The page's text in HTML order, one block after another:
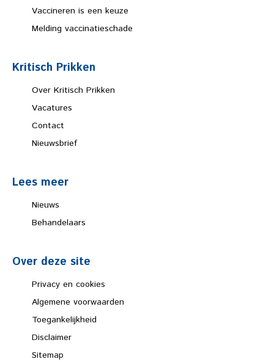
Vaccineren is een keuze
Melding vaccinatieschade
Kritisch Prikken
Over Kritisch Prikken
Vacatures
Contact
Nieuwsbrief
Lees meer
Nieuws
Behandelaars
Over deze site
Privacy en cookies
Algemene voorwaarden
Toegankelijkheid
Disclaimer
Sitemap